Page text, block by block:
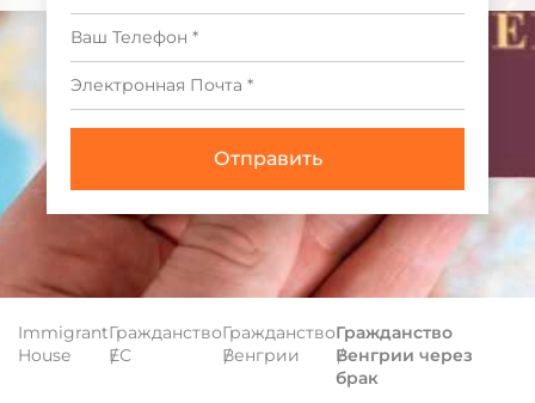
Immigrant
House
Гражданство
ЕС
Гражданство
Венгрии
Гражданство
Венгрии через
брак